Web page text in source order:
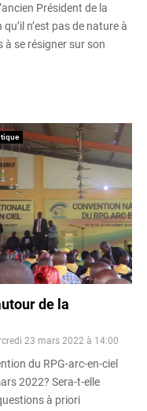
Président de la
n’est pas de nature à
à se résigner sur son
de la
23 mars 2022 à 14:00
du RPG-arc-en-ciel
2022? Sera-t-elle
à priori